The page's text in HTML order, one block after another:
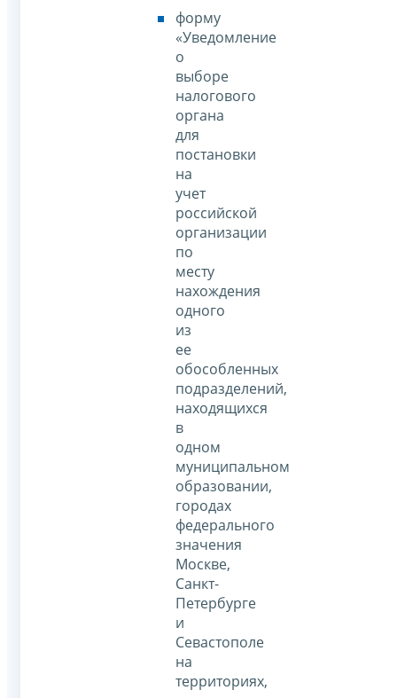
форму
«Уведомление
о
выборе
налогового
органа
для
постановки
на
учет
российской
организации
по
месту
нахождения
одного
из
ее
обособленных
подразделений,
находящихся
в
одном
муниципальном
образовании,
городах
федерального
значения
Москве,
Санкт-
Петербурге
и
Севастополе
на
территориях,